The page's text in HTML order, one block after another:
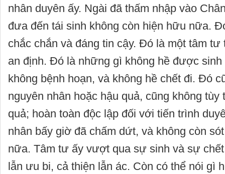
nhân duyên ấy. Ngài đã thấm nhập vào
đưa đến tái sinh không còn hiện hữu nữa.
chắc chắn và đáng tin cậy. Đó là một tâm tư
an định. Đó là những gì không hề được sinh
không bệnh hoạn, và không hề chết đi. Đó
nguyên nhân hoặc hậu quả, cũng không tùy
quả; hoàn toàn độc lập đối với tiến trình
nhân bấy giờ đã chấm dứt, và không còn
nữa. Tâm tư ấy vượt qua sự sinh và sự
lẫn ưu bi, cả thiện lẫn ác. Còn có thể nói gì